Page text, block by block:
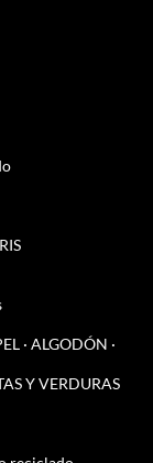
· ALGODÓN ·
Y VERDURAS